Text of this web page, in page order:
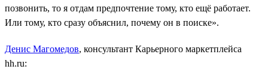
позвонить, то я отдам предпочтение тому, кто ещё работает.
Или тому, кто сразу объяснил, почему он в поиске».
Денис Магомедов, консультант Карьерного маркетплейса
hh.ru: